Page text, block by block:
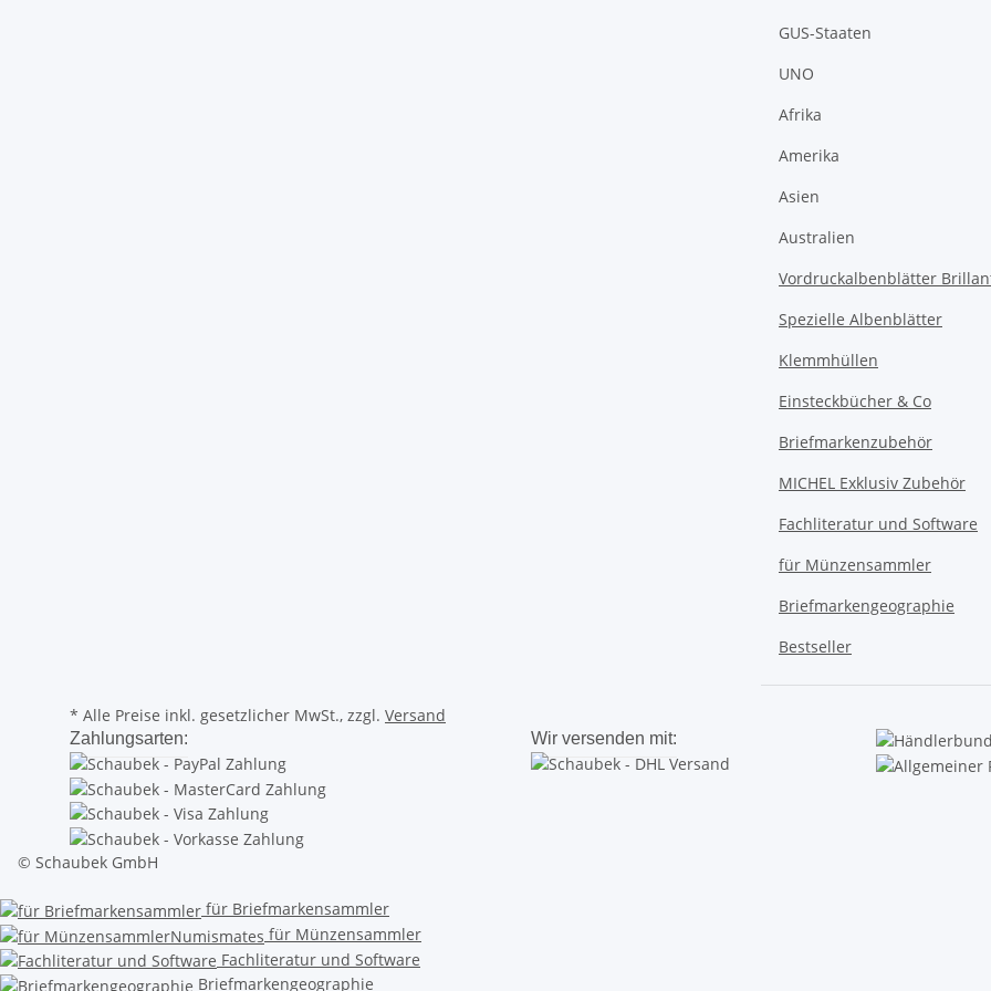
GUS-Staaten
UNO
Afrika
Amerika
Asien
Australien
Vordruckalbenblätter
Spezielle Albenblätter
Klemmhüllen
Einsteckbücher & Co
Briefmarkenzubehör
MICHEL Exklusiv Zubehör
Fachliteratur und Software
für Münzensammler
Briefmarkengeographie
Bestseller
* Alle Preise inkl. gesetzlicher MwSt., zzgl. Versand
Zahlungsarten: Wir versenden mit:
© Schaubek GmbH
für Briefmarkensammler
für Münzensammler
Fachliteratur und Software
Briefmarkengeographie